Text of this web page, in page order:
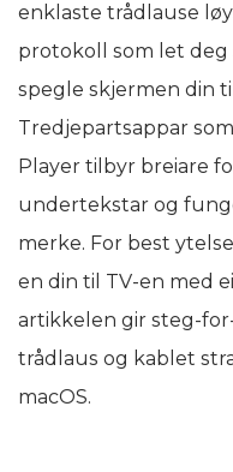
enklaste trådlause
protokoll som let deg
spegle skjermen din
Tredjepartsappar
Player tilbyr breiare
undertekstar og
merke. For best
en din til TV-en med
artikkelen gir steg-
trådlaus og kablet
macOS.